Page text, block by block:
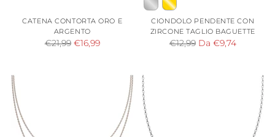
CATENA CONTORTA ORO E
ARGENTO
Prezzo
€21,99 €16,99
CIONDOLO PENDENTE CON
ZIRCONE TAGLIO BAGUETTE
Prezzo
€12,99 Da €9,74